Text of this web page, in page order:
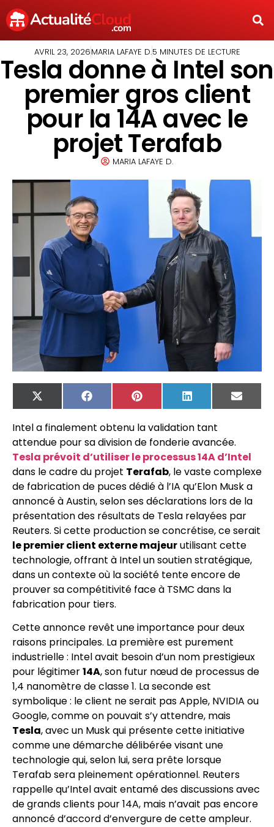
AVRIL 23, 2026MARIA LAFAYE D.5 MINUTES DE LECTURE
Tesla donne à Intel son
premier gros client
pour la 14A avec le
projet Terafab
MARIA LAFAYE D.
X
(Twitter)
FacebookPinterest LinkedIn
Email
Intel a finalement obtenu la validation tant
attendue pour sa division de fonderie avancée.
Tesla prévoit d’utiliser le processus 14A d’Intel
dans le cadre du projet Terafab, le vaste complexe
de fabrication de puces dédié à l’IA qu’Elon Musk a
annoncé à Austin, selon ses déclarations lors de la
présentation des résultats de Tesla relayées par
Reuters. Si cette production se concrétise, ce serait
le premier client externe majeurutilisant cette
technologie, offrant à Intel un soutien stratégique,
dans un contexte où la société tente encore de
prouver sa compétitivité face à TSMC dans la
fabrication pour tiers.
Cette annonce revêt une importance pour deux
raisons principales. La première est purement
industrielle : Intel avait besoin d’un nom prestigieux
pour légitimer14A, son futur nœud de processus de
1,4 nanomètre de classe 1. La seconde est
symbolique : le client ne serait pas Apple, NVIDIA ou
Google, comme on pouvait s’y attendre, mais
Tesla, avec un Musk qui présente cette initiative
comme une démarche délibérée visant une
technologie qui, selon lui, sera prête lorsque
Terafab sera pleinement opérationnel. Reuters
rappelle qu’Intel avait entamé des discussions avec
de grands clients pour 14A, mais n’avait pas encore
annoncé d’accord d’envergure de cette ampleur.